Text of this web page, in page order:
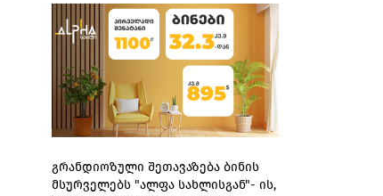
გრანდიოზული შეთავაზება ბინის
მსურველებს "ალფა სახლისგან"- ის,